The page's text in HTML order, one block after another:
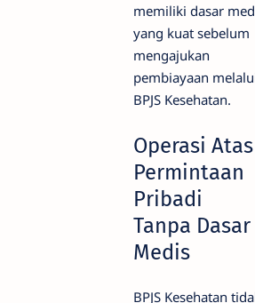
memiliki dasar
yang kuat sebelum
mengajukan
pembiayaan
BPJS Kesehatan.
Operasi Atas
Permintaan
Pribadi
Tanpa Dasar
Medis
BPJS Kesehatan